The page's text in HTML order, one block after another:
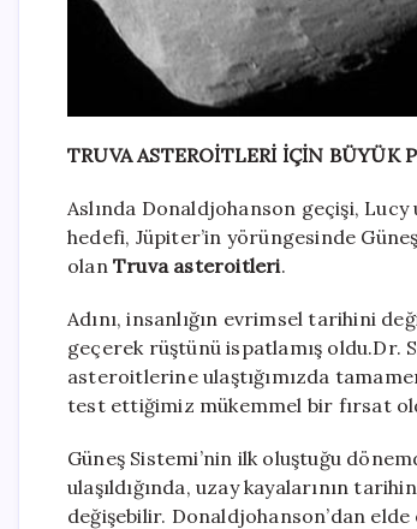
TRUVA ASTEROİTLERİ İÇİN BÜYÜK
Aslında Donaldjohanson geçişi,
hedefi, Jüpiter’in yörüngesinde
olan Truva asteroitleri.
Adını, insanlığın evrimsel tarihini
geçerek rüştünü ispatlamış oldu.Dr.
asteroitlerine ulaştığımızda
test ettiğimiz mükemmel bir fırsat
Güneş Sistemi’nin ilk oluştuğu
ulaşıldığında, uzay kayalarının
değişebilir. Donaldjohanson’dan